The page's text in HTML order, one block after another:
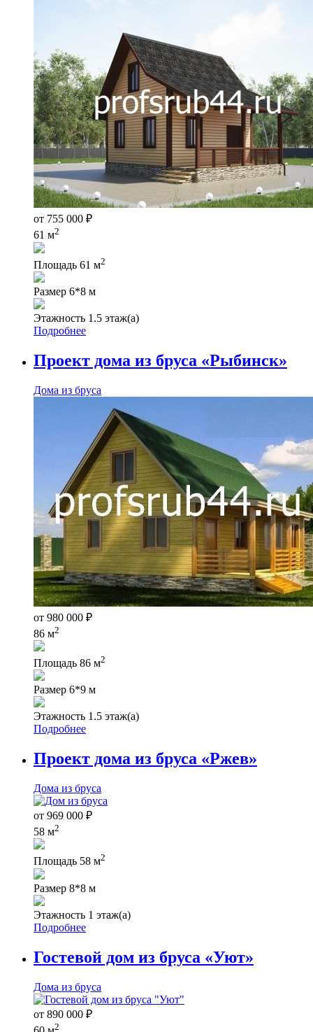
от 755 000 ₽
61 м2
Площадь 61 м2
Размер 6*8 м
Этажность 1.5 этаж(а)
Подробнее
Проект дома из бруса «Рыбинск»
Дома из бруса
от 980 000 ₽
86 м2
Площадь 86 м2
Размер 6*9 м
Этажность 1.5 этаж(а)
Подробнее
Проект дома из бруса «Ржев»
Дома из бруса
от 969 000 ₽
58 м2
Площадь 58 м2
Размер 8*8 м
Этажность 1 этаж(а)
Подробнее
Гостевой дом из бруса «Уют»
Дома из бруса
от 890 000 ₽
2